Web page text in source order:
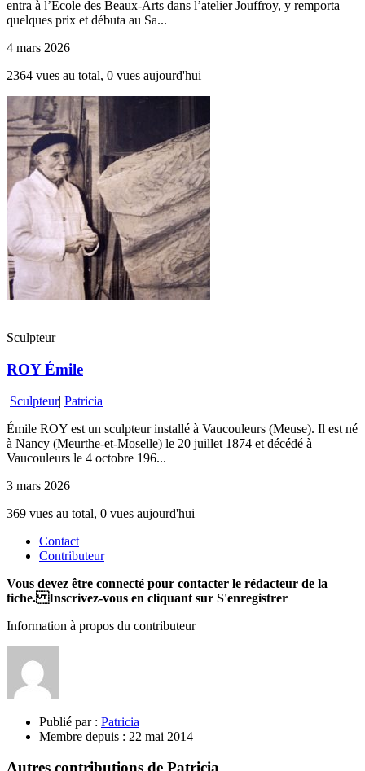
entra à l’École des Beaux-Arts dans l’atelier Jouffroy, y remporta
quelques prix et débuta au Sa...
4 mars 2026
2364 vues au total, 0 vues aujourd'hui
Sculpteur
ROY Émile
Sculpteur| Patricia
Émile ROY est un sculpteur installé à Vaucouleurs (Meuse). Il est né
à Nancy (Meurthe-et-Moselle) le 20 juillet 1874 et décédé à
Vaucouleurs le 4 octobre 196...
3 mars 2026
369 vues au total, 0 vues aujourd'hui
Contact
Contributeur
Vous devez être connecté pour contacter le rédacteur de la
fiche. Inscrivez-vous en cliquant sur S'enregistrer
Information à propos du contributeur
Publié par : Patricia
Membre depuis : 22 mai 2014